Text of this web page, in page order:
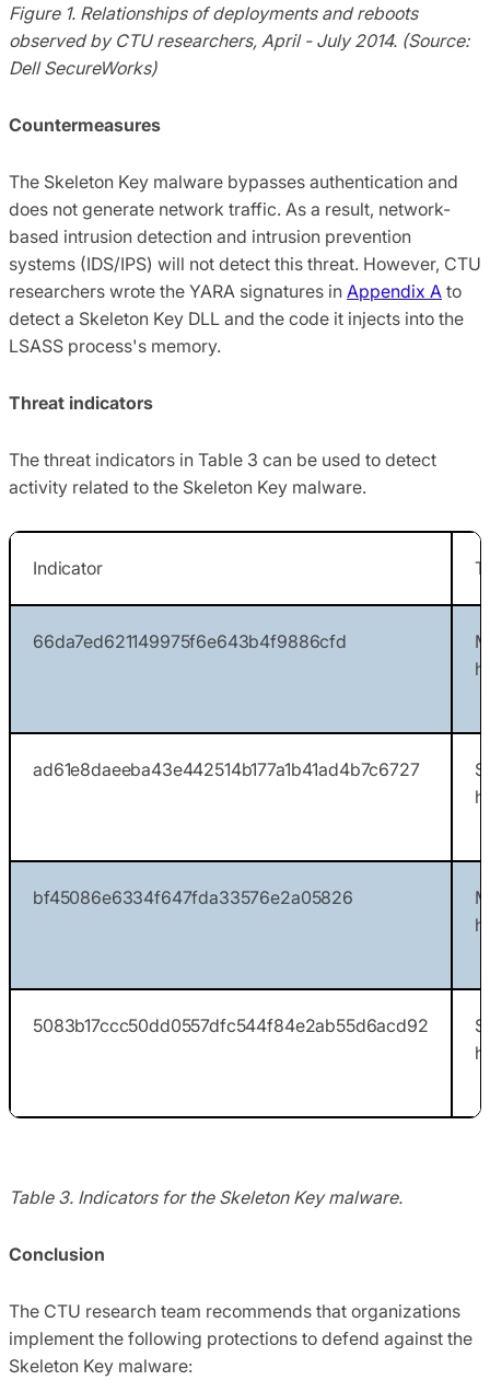
Figure 1. Relationships of deployments and reboots
observed by CTU researchers, April - July 2014. (Source:
Dell SecureWorks)
Countermeasures
The Skeleton Key malware bypasses authentication and
does not generate network traffic. As a result, network-
based intrusion detection and intrusion prevention
systems (IDS/IPS) will not detect this threat. However, CTU
researchers wrote the YARA signatures in Appendix A to
detect a Skeleton Key DLL and the code it injects into the
LSASS process's memory.
Threat indicators
The threat indicators in Table 3 can be used to detect
activity related to the Skeleton Key malware.
Indicator
66da7ed621149975f6e643b4f9886cfd
ad61e8daeeba43e442514b177a1b41ad4b7c6727
bf45086e6334f647fda33576e2a05826
5083b17ccc50dd0557dfc544f84e2ab55d6acd92
Table 3. Indicators for the Skeleton Key malware.
Conclusion
The CTU research team recommends that organizations
implement the following protections to defend against the
Skeleton Key malware: